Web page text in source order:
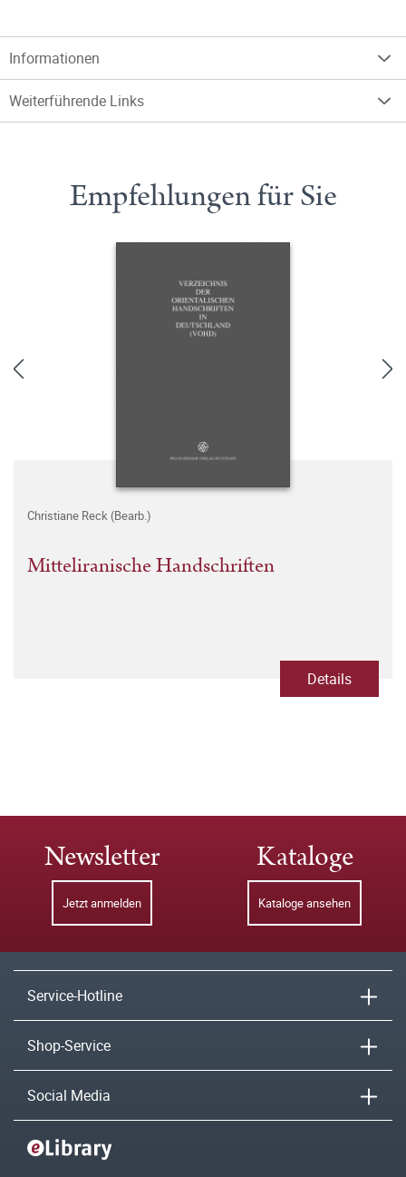
Informationen
Weiterführende Links
Empfehlungen für Sie
Christiane Reck (Bearb.)
Mitteliranische Handschriften
Details
Newsletter
Jetzt anmelden
Kataloge
Kataloge ansehen
Service-Hotline
Shop-Service
Social Media